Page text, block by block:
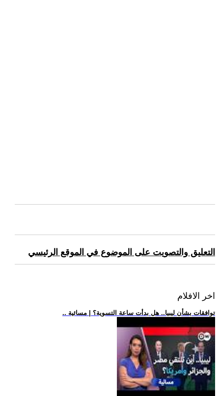
التعليق والتصويت على الموضوع في الموقع الرئيسي
اخر الافلام
.. توافقات بشأن ليبيا.. هل بدأت ساعة التسوية؟ | مسائية